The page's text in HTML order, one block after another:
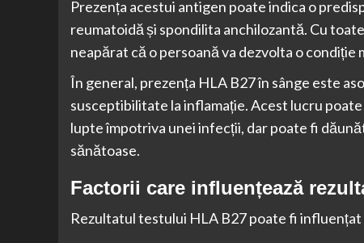
Prezența acestui antigen poate indica o
reumatoidă și spondilita anchilozantă. Cu
neapărat că o persoană va dezvolta o condiție
În general, prezența HLA B27 în sânge este
susceptibilitate la inflamație. Acest lucru
lupte împotriva unei infecții, dar poate fi
sănătoase.
Factorii care influențează
Rezultatul testului HLA B27 poate fi influențat